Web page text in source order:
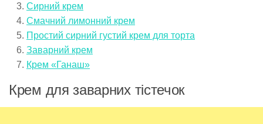
Сирний крем
Смачний лимонний крем
Простий сирний густий крем для торта
Заварний крем
Крем «Ганаш»
Крем для заварних тістечок